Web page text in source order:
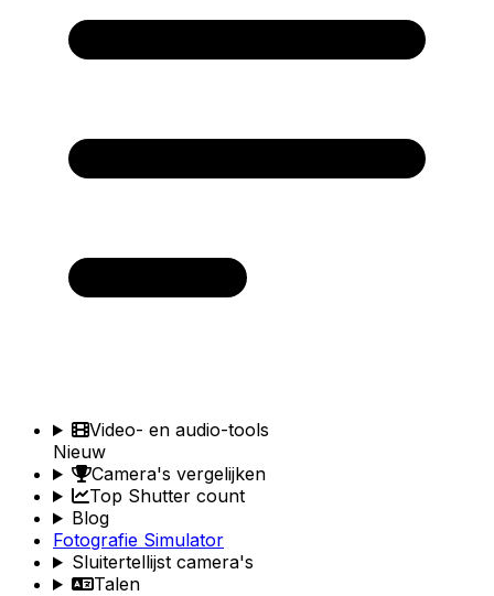
Video- en audio-tools
Nieuw
Camera's vergelijken
Top Shutter count
Blog
Fotografie Simulator
Sluitertellijst camera's
Talen